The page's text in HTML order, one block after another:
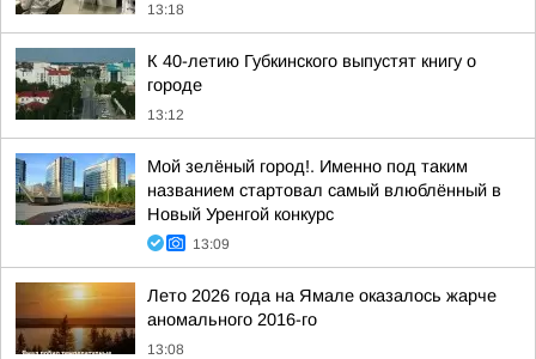
13:18
К 40-летию Губкинского выпустят книгу о
городе
13:12
Мой зелёный город!. Именно под таким
названием стартовал самый влюблённый в
Новый Уренгой конкурс
13:09
Лето 2026 года на Ямале оказалось жарче
аномального 2016-го
13:08